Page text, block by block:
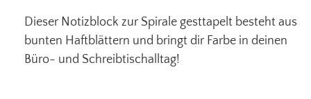
Dieser Notizblock zur Spirale gesttapelt besteht aus
bunten Haftblättern und bringt dir Farbe in deinen
Büro- und Schreibtischalltag!